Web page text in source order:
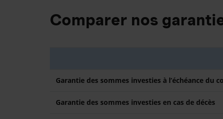
Comparer nos
Garantie des sommes investies à l’échéance du
Garantie des sommes investies en cas de décès